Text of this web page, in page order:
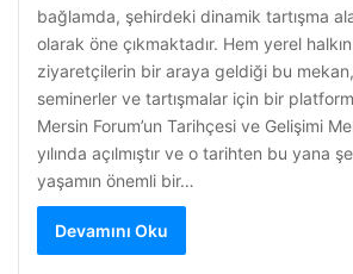
bağlamda, şehirdeki dinamik tartışma
olarak öne çıkmaktadır. Hem yerel
ziyaretçilerin bir araya geldiği bu
seminerler ve tartışmalar için bir
Mersin Forum’un Tarihçesi ve Gelişimi
yılında açılmıştır ve o tarihten bu yana
yaşamın önemli bir…
Devamını Oku